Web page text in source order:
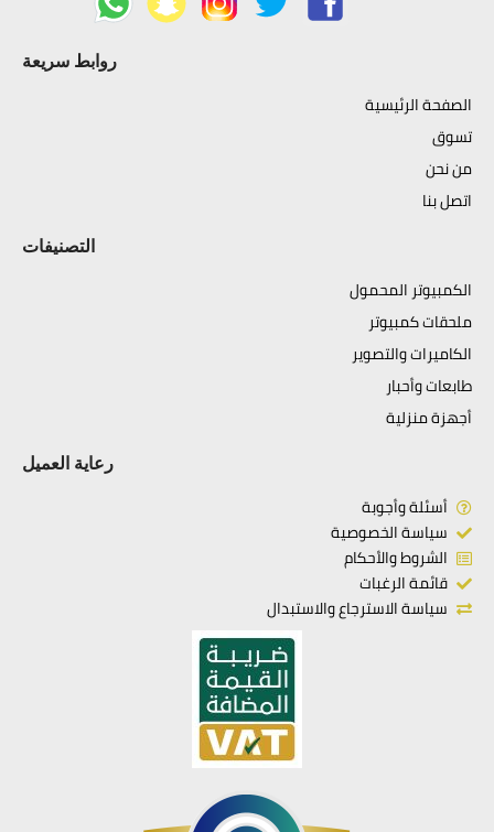
روابط سريعة
الصفحة الرئيسية
تسوق
من نحن
اتصل بنا
التصنيفات
الكمبيوتر المحمول
ملحقات كمبيوتر
الكاميرات والتصوير
طابعات وأحبار
أجهزة منزلية
رعاية العميل
أسئلة وأجوبة
سياسة الخصوصية
الشروط والأحكام
قائمة الرغبات
سياسة الاسترجاع والاستبدال